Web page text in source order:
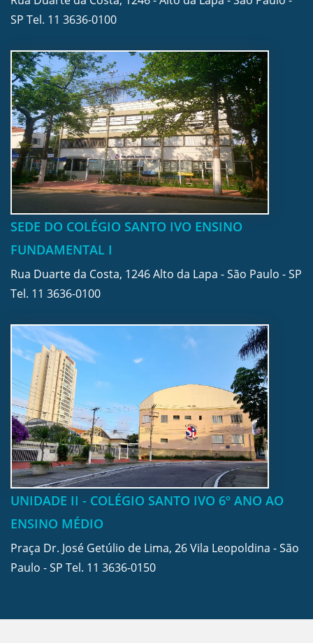
SP Tel. 11 3636-0100
SEDE DO COLÉGIO SANTO IVO ENSINO
FUNDAMENTAL I
Rua Duarte da Costa, 1246 Alto da Lapa - São Paulo - SP
Tel. 11 3636-0100
UNIDADE II - COLÉGIO SANTO IVO 6º ANO AO
ENSINO MÉDIO
Praça Dr. José Getúlio de Lima, 26 Vila Leopoldina - São
Paulo - SP Tel. 11 3636-0150